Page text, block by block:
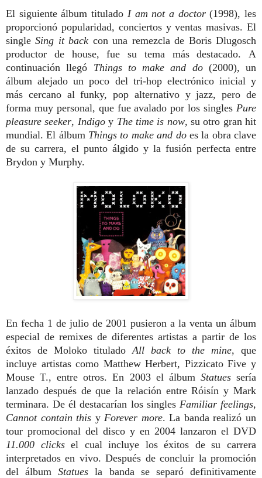
El siguiente álbum titulado I am not a doctor(1998), les
proporcionó popularidad, conciertos y ventas masivas. El
singleSing it back con una remezcla de Boris Dlugosch
productor de house, fue su tema más destacado. A
continuación llegó Things to make and do (2000), un
álbum alejado un poco del tri-hop electrónico inicial y
más cercano al funky, pop alternativo y jazz, pero de
forma muy personal, que fue avalado por los singles Pure
pleasure seeker, Indigoy The time is now, su otro gran hit
mundial. El álbum Things to make and do es la obra clave
de su carrera, el punto álgido y la fusión perfecta entre
Brydon y Murphy.
En fecha 1 de julio de 2001 pusieron a la venta un álbum
especial de remixes de diferentes artistas a partir de los
éxitos de Moloko titulado All back to the mine, que
incluye artistas como Matthew Herbert, Pizzicato Five y
Mouse T., entre otros. En 2003 el álbum Statuessería
lanzado después de que la relación entre Róisín y Mark
terminara. De él destacarían los singles Familiar feelings,
Cannot contain this y Forever more. La banda realizó un
tour promocional del disco y en 2004 lanzaron el DVD
11.000 clicksel cual incluye los éxitos de su carrera
interpretados en vivo. Después de concluir la promoción
del álbumStatuesla banda se separó definitivamente